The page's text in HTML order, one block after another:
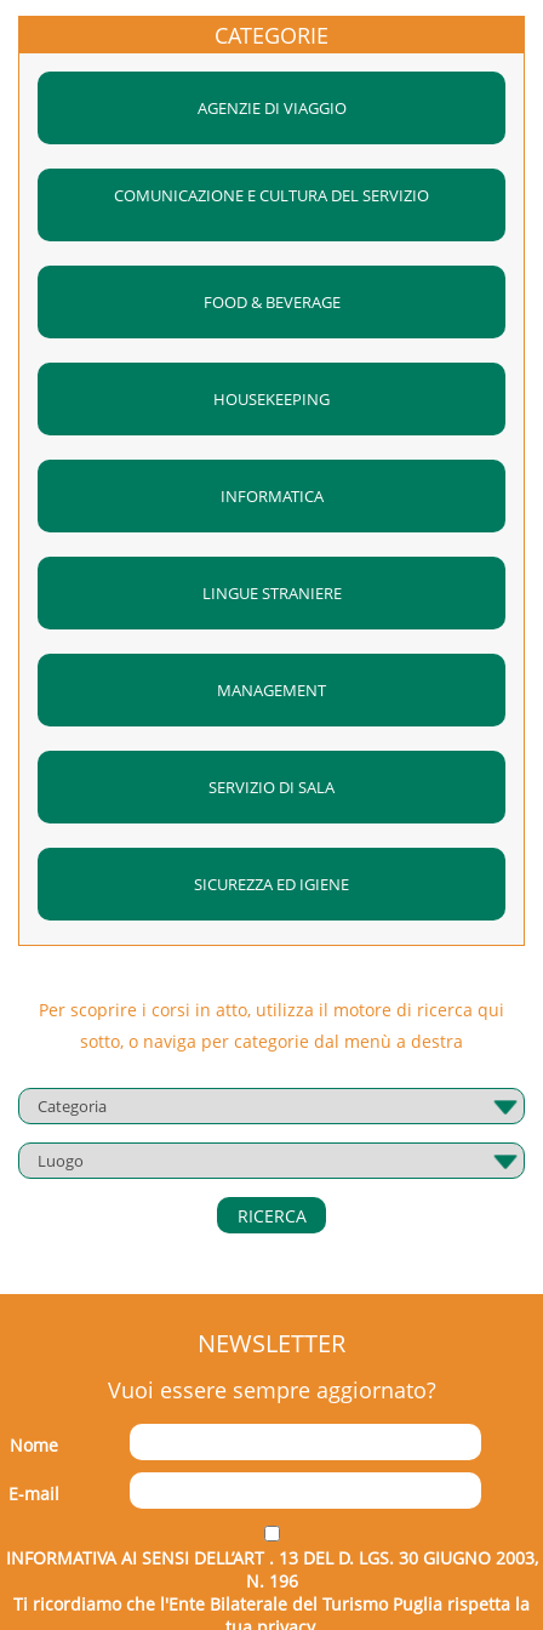
DURATA: 4 ORE
SVOLGIMENTO: 29/05/2018 DALLE 14:30 ALLE 18:30
CATEGORIE
AGENZIE DI VIAGGIO
COMUNICAZIONE E CULTURA DEL SERVIZIO
FOOD & BEVERAGE
HOUSEKEEPING
INFORMATICA
LINGUE STRANIERE
MANAGEMENT
SERVIZIO DI SALA
SICUREZZA ED IGIENE
Per scoprire i corsi in atto, utilizza il motore di ricerca qui
sotto, o naviga per categorie dal menù a destra
RICERCA
NEWSLETTER
Vuoi essere sempre aggiornato?
Nome
E-mail
INFORMATIVA AI SENSI DELL’ART . 13 DEL D. LGS. 30 GIUGNO 2003,
N. 196
Ti ricordiamo che l'Ente Bilaterale del Turismo Puglia rispetta la